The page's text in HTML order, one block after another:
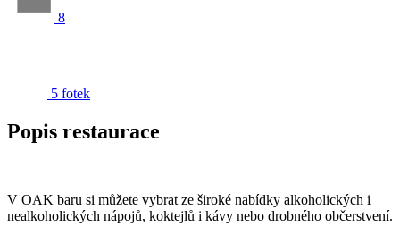
8
5 fotek
Popis restaurace
V OAK baru si můžete vybrat ze široké nabídky alkoholických i
nealkoholických nápojů, koktejlů i kávy nebo drobného občerstvení.